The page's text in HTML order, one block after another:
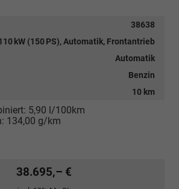
38638
kW (150 PS), Automatik, Frontantrieb
Automatik
Benzin
10 km
5,90 l/100km
134,00 g/km
38.695,– €